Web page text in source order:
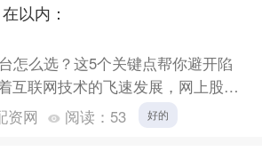
在以内：
怎么选？这5个关键点帮你避开陷
互联网技术的飞速发展，网上股票
大投资者进入股市的主要通道。面对
资网 阅读： 53 好的